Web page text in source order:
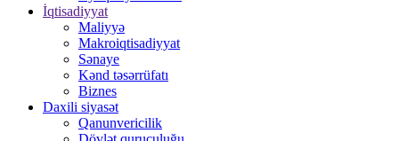
İqtisadiyyat
Maliyyə
Makroiqtisadiyyat
Sənaye
Kənd təsərrüfatı
Biznes
Daxili siyasət
Qanunvericilik